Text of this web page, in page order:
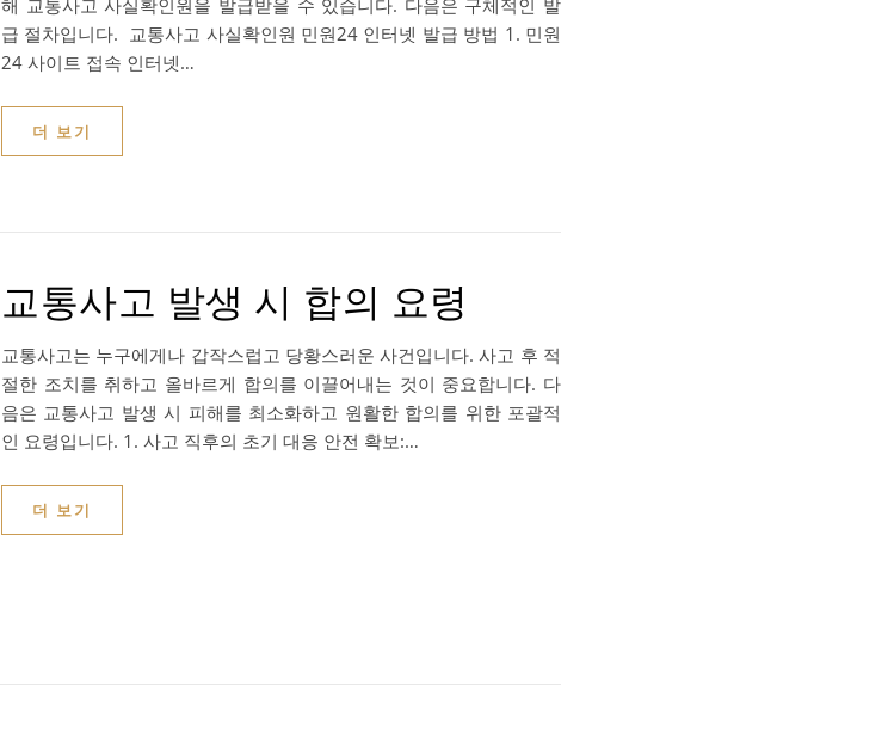
해 교통사고 사실확인원을 발급받을 수 있습니다. 다음은 구체적인 발
급 절차입니다. 교통사고 사실확인원 민원24 인터넷 발급 방법 1. 민원
24 사이트 접속 인터넷…
더 보기
교통사고 발생 시 합의 요령
교통사고는 누구에게나 갑작스럽고 당황스러운 사건입니다. 사고 후 적
절한 조치를 취하고 올바르게 합의를 이끌어내는 것이 중요합니다. 다
음은 교통사고 발생 시 피해를 최소화하고 원활한 합의를 위한 포괄적
인 요령입니다. 1. 사고 직후의 초기 대응 안전 확보:…
더 보기